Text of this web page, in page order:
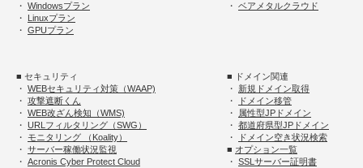
・ Windowsプラン ・ ベアメタルクラウド
・ Linuxプラン
・ GPUプラン
■ セキュリティ
■ ドメイン関連
・ WEBセキュリティ対策（WAAP) ・ 新規ドメイン取得
・ 攻撃遮断くん ・
ドメイン移管
・ WEB改ざん検知（WMS) ・
属性型JPドメイン
・ URLフィルタリング（SWG） ・ 都道府県型JPドメイン
・ モニタリング （Koality） ・
ドメイン空き状況検索
・ サーバー稼働状況監視 ■ オプション一覧
・ Acronis Cyber Protect Cloud ・ SSLサーバー証明書